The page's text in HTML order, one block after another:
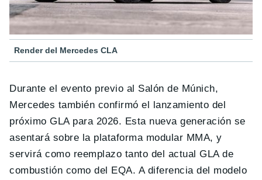
Render del Mercedes CLA
Durante el evento previo al Salón de Múnich,
Mercedes también confirmó el lanzamiento del
próximo GLA para 2026. Esta nueva generación se
asentará sobre la plataforma modular MMA, y
servirá como reemplazo tanto del actual GLA de
combustión como del EQA. A diferencia del modelo